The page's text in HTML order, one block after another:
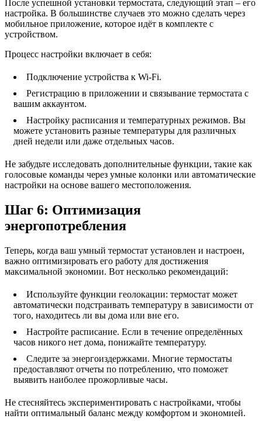
После успешной установки термостата, следующий этап – его
настройка. В большинстве случаев это можно сделать через
мобильное приложение, которое идёт в комплекте с
устройством.
Процесс настройки включает в себя:
Подключение устройства к Wi-Fi.
Регистрацию в приложении и связывание термостата с
вашим аккаунтом.
Настройку расписания и температурных режимов. Вы
можете установить разные температуры для различных
дней недели или даже отдельных часов.
Не забудьте исследовать дополнительные функции, такие как
голосовые команды через умные колонки или автоматические
настройки на основе вашего местоположения.
Шаг 6: Оптимизация
энергопотребления
Теперь, когда ваш умный термостат установлен и настроен,
важно оптимизировать его работу для достижения
максимальной экономии. Вот несколько рекомендаций:
Используйте функции геолокации: термостат может
автоматически подстраивать температуру в зависимости от
того, находитесь ли вы дома или вне его.
Настройте расписание. Если в течение определённых
часов никого нет дома, понижайте температуру.
Следите за энергоиздержками. Многие термостаты
предоставляют отчеты по потреблению, что поможет
выявить наиболее прожорливые часы.
Не стесняйтесь экспериментировать с настройками, чтобы
найти оптимальный баланс между комфортом и экономией.